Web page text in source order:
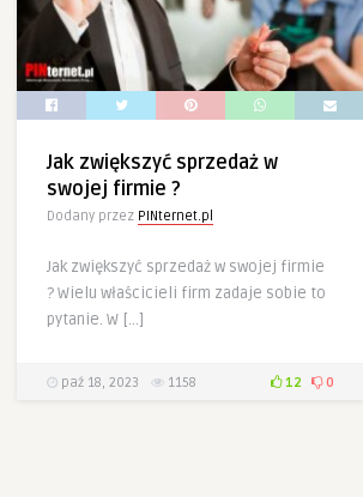
Jak zwiększyć sprzedaż w
swojej firmie ?
Dodany przez PINternet.pl
Jak zwiększyć sprzedaż w swojej firmie
? Wielu właścicieli firm zadaje sobie to
pytanie. W […]
paź 18, 2023 1158 12 0